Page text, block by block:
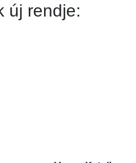
új rendje: